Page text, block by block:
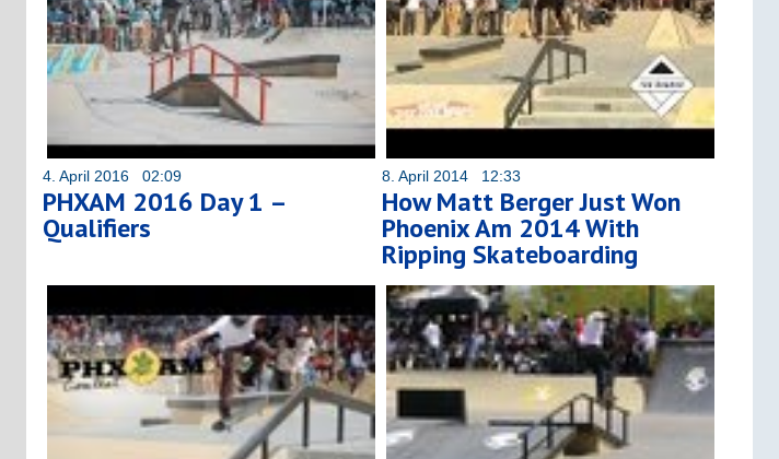
4. April 2016 02:09
PHXAM 2016 Day 1 –
Qualifiers
8. April 2014 12:33
How Matt Berger Just Won
Phoenix Am 2014 With
Ripping Skateboarding